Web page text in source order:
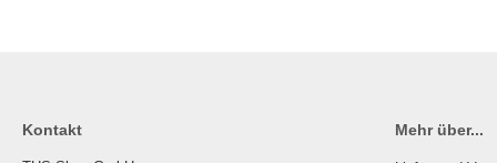
Kontakt Mehr über...